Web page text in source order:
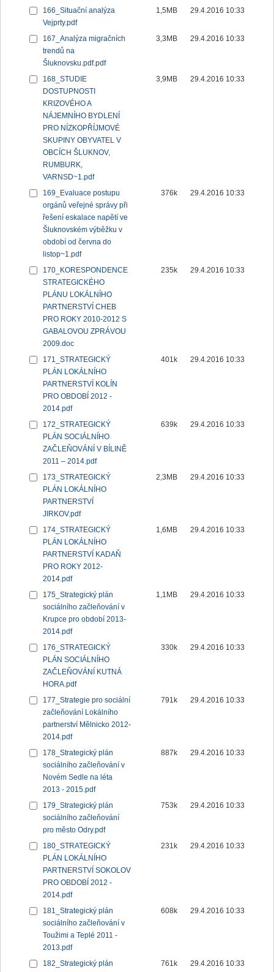
166_Situační analýza
Vejprty.pdf
1,5MB 29.4.2016 10:33
167_Analýza migračních
trendů na
Šluknovsku.pdf.pdf
3,3MB 29.4.2016 10:33
168_STUDIE
DOSTUPNOSTI
KRIZOVÉHO A
NÁJEMNÍHO BYDLENÍ
PRO NÍZKOPŘÍJMOVÉ
SKUPINY OBYVATEL V
OBCÍCH ŠLUKNOV,
RUMBURK,
VARNSD~1.pdf
3,9MB 29.4.2016 10:33
169_Evaluace postupu
orgánů veřejné správy při
řešení eskalace napětí ve
Šluknovském výběžku v
období od června do
listop~1.pdf
376k 29.4.2016 10:33
170_KORESPONDENCE
STRATEGICKÉHO
PLÁNU LOKÁLNÍHO
PARTNERSTVÍ CHEB
PRO ROKY 2010-2012 S
GABALOVOU ZPRÁVOU
2009.doc
235k 29.4.2016 10:33
171_STRATEGICKÝ
PLÁN LOKÁLNÍHO
PARTNERSTVÍ KOLÍN
PRO OBDOBÍ 2012 -
2014.pdf
401k 29.4.2016 10:33
172_STRATEGICKÝ
PLÁN SOCIÁLNÍHO
ZAČLEŇOVÁNÍ V BÍLINĚ
2011 – 2014.pdf
639k 29.4.2016 10:33
173_STRATEGICKÝ
PLÁN LOKÁLNÍHO
PARTNERSTVÍ
JIRKOV.pdf
2,3MB 29.4.2016 10:33
174_STRATEGICKÝ
PLÁN LOKÁLNÍHO
PARTNERSTVÍ KADAŇ
PRO ROKY 2012-
2014.pdf
1,6MB 29.4.2016 10:33
175_Strategický plán
sociálního začleňování v
Krupce pro období 2013-
2014.pdf
1,1MB 29.4.2016 10:33
176_STRATEGICKÝ
PLÁN SOCIÁLNÍHO
ZAČLEŇOVÁNÍ KUTNÁ
HORA.pdf
330k 29.4.2016 10:33
177_Strategie pro sociální
začleňování Lokálního
partnerství Mělnicko 2012-
2014.pdf
791k 29.4.2016 10:33
178_Strategický plán
sociálního začleňování v
Novém Sedle na léta
2013 - 2015.pdf
887k 29.4.2016 10:33
179_Strategický plán
sociálního začleňování
pro město Odry.pdf
753k 29.4.2016 10:33
180_STRATEGICKÝ
PLÁN LOKÁLNÍHO
PARTNERSTVÍ SOKOLOV
PRO OBDOBÍ 2012 -
2014.pdf
231k 29.4.2016 10:33
181_Strategický plán
sociálního začleňování v
Toužimi a Teplé 2011 -
2013.pdf
608k 29.4.2016 10:33
182_Strategický plán
761k 29.4.2016 10:33